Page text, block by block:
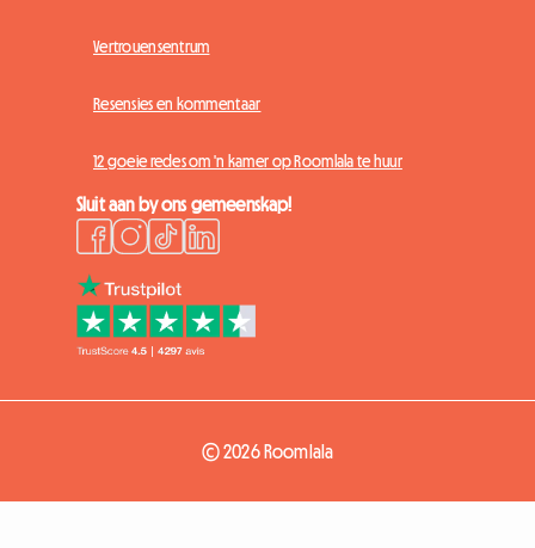
Vertrouensentrum
Resensies en kommentaar
12 goeie redes om 'n kamer op Roomlala te huur
Sluit aan by ons gemeenskap!
© 2026 Roomlala